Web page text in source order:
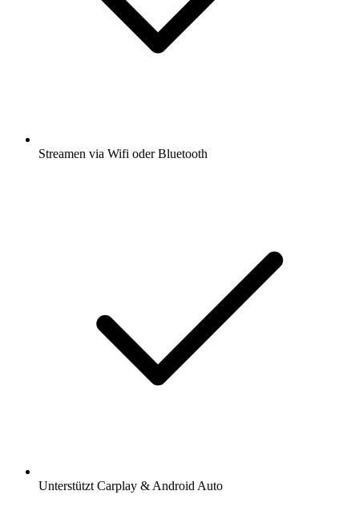
Streamen via Wifi oder Bluetooth
Unterstützt Carplay & Android Auto